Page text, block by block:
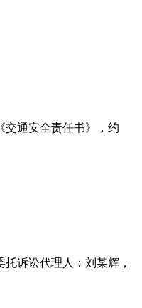
交通安全责任书》，约
诉讼代理人：刘某辉，